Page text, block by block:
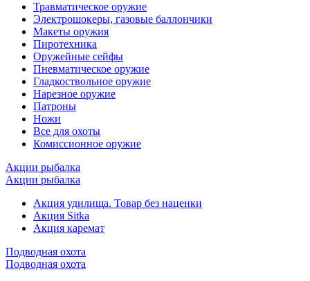
Травматическое оружие
Электрошокеры, газовые баллончики
Макеты оружия
Пиротехника
Оружейные сейфы
Пневматическое оружие
Гладкоствольное оружие
Нарезное оружие
Патроны
Ножи
Все для охоты
Комиссионное оружие
Акции рыбалка
Акции рыбалка
Акция удилища. Товар без наценки
Акция Sitka
Акция каремат
Подводная охота
Подводная охота